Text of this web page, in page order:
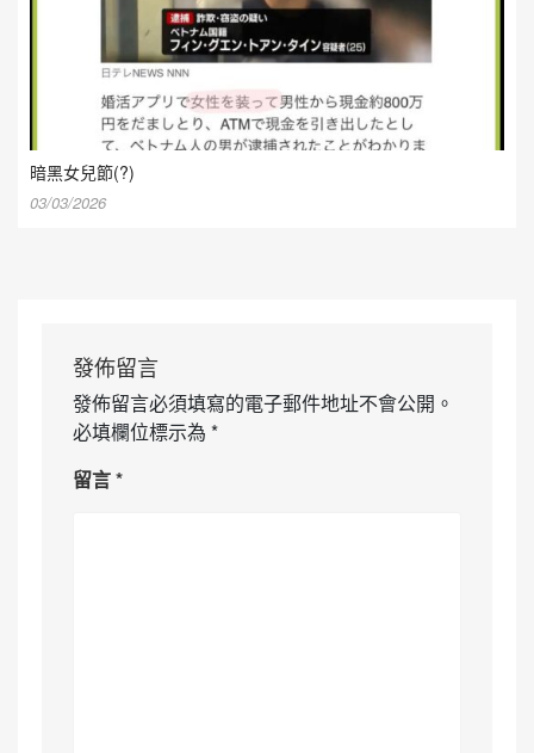
暗黑女兒節(?)
03/03/2026
發佈留言
發佈留言必須填寫的電子郵件地址不會公開。
必填欄位標示為 *
留言*